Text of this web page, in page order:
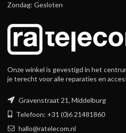
Zondag: Gesloten
Onze winkel is gevestigd in het
je terecht voor alle reparaties en
Gravenstraat 21, Middelburg
Telefoon: +31 (0)6 21481860
hallo@ratelecom.nl